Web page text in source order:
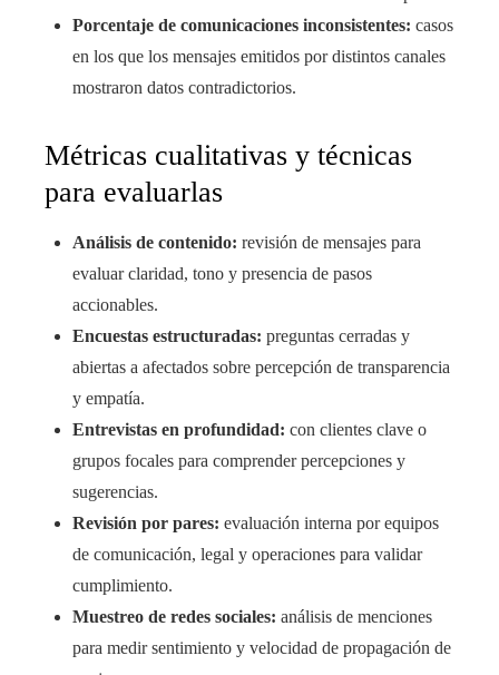
Porcentaje de comunicaciones inconsistentes: casos
en los que los mensajes emitidos por distintos canales
mostraron datos contradictorios.
Métricas cualitativas y técnicas
para evaluarlas
Análisis de contenido: revisión de mensajes para
evaluar claridad, tono y presencia de pasos
accionables.
Encuestas estructuradas: preguntas cerradas y
abiertas a afectados sobre percepción de transparencia
y empatía.
Entrevistas en profundidad: con clientes clave o
grupos focales para comprender percepciones y
sugerencias.
Revisión por pares: evaluación interna por equipos
de comunicación, legal y operaciones para validar
cumplimiento.
Muestreo de redes sociales: análisis de menciones
para medir sentimiento y velocidad de propagación de